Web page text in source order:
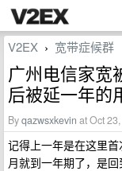
V2EX › 宽带症候群
广州电信家宽
后被延一年的
Byqazwsxkevin at Oct
记得上一年是在这里
月就到一年期了，是回